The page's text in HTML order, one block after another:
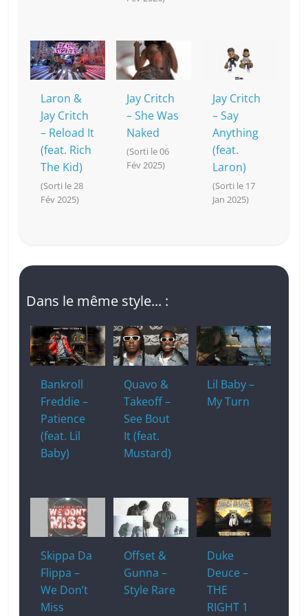
Laron &
Jay Critch
– Reload It
(feat. Rich
The Kid)
(Sorti le 28
Fév 2025)
Jay Critch
– She Was
Naked
(Sorti le 06
Fév 2025)
Jay Critch
– Say
Anything
(feat.
Laron)
(Sorti le 17
Jan 2025)
Dans le même style... :
Bankroll
Freddie –
Patience
(feat. Lil
Baby)
Quavo &
Takeoff –
See Bout
It (feat.
Mustard)
Lil Baby –
My Turn
Skippa Da
Flippa –
We Don’t
Miss
Offset &
Gunna –
Style Rare
Duke
Deuce –
THE
RIGHT 1